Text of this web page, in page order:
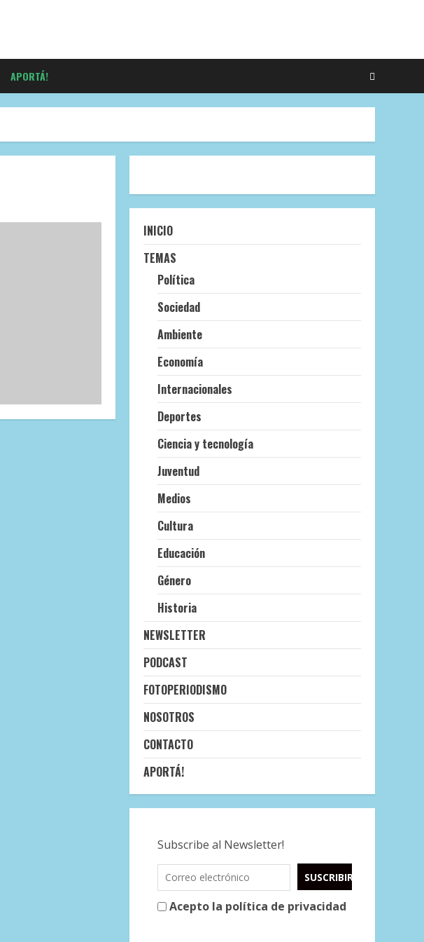
APORTÁ!
INICIO
TEMAS
Política
Sociedad
Ambiente
Economía
Internacionales
Deportes
Ciencia y tecnología
Juventud
Medios
Cultura
Educación
Género
Historia
NEWSLETTER
PODCAST
FOTOPERIODISMO
NOSOTROS
CONTACTO
APORTÁ!
Subscribe al Newsletter!
Acepto la política de privacidad